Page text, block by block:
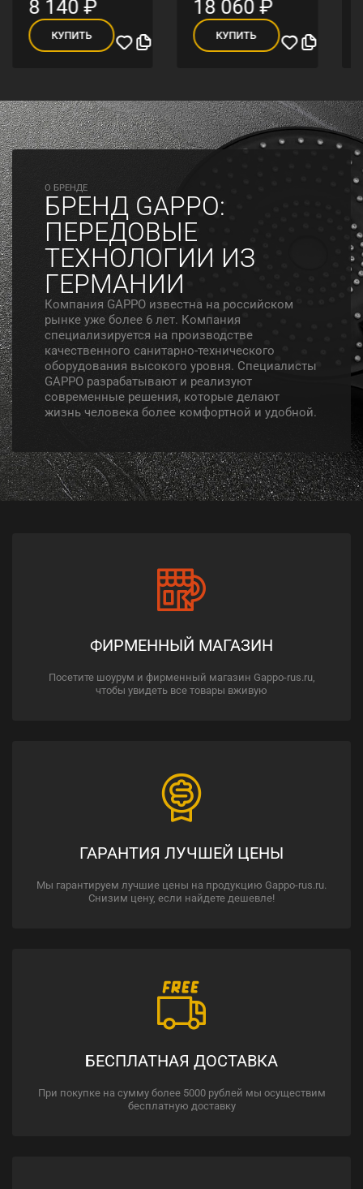
8 140₽
КУПИТЬ
18 060₽
КУПИТЬ
O БРЕНДЕ
БРЕНД GAPPO:
ПЕРЕДОВЫЕ
ТЕХНОЛОГИИ ИЗ
ГЕРМАНИИ
Компания GAPPO известна на российском
рынке уже более 6 лет. Компания
специализируется на производстве
качественного санитарно-технического
оборудования высокого уровня. Специалисты
GAPPO разрабатывают и реализуют
современные решения, которые делают
жизнь человека более комфортной и удобной.
ФИРМЕННЫЙ МАГАЗИН
Посетите шоурум и фирменный магазин Gappo-rus.ru,
чтобы увидеть все товары вживую
ГАРАНТИЯ ЛУЧШЕЙ ЦЕНЫ
Мы гарантируем лучшие цены на продукцию Gappo-rus.ru.
Снизим цену, если найдете дешевле!
БЕСПЛАТНАЯ ДОСТАВКА
При покупке на сумму более 5000 рублей мы осуществим
бесплатную доставку